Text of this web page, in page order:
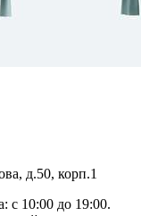
д.50, корп.1
с 10:00 до 19:00.